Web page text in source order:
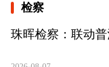
检察
珠晖检察：联动